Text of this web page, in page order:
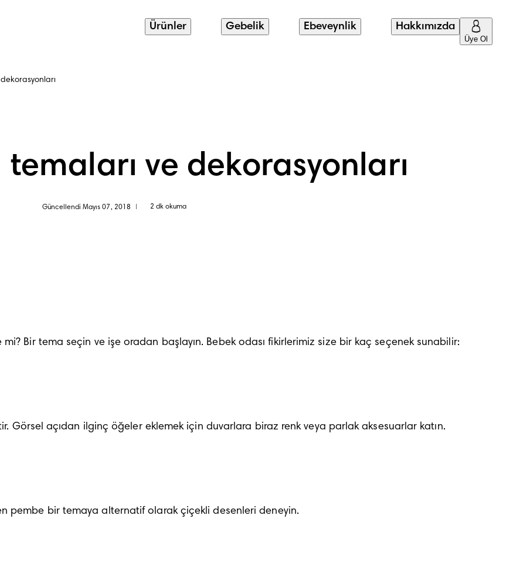
Ürünler Gebelik Ebeveynlik Hakkımızda
Üye Ol
temaları ve dekorasyonları
Güncellendi Mayıs 07, 2018 2 dk okuma
mi? Bir tema seçin ve işe oradan başlayın. Bebek odası fikirlerimiz size bir kaç seçenek sunabilir:
Görsel açıdan ilginç öğeler eklemek için duvarlara biraz renk veya parlak aksesuarlar katın.
pembe bir temaya alternatif olarak çiçekli desenleri deneyin.